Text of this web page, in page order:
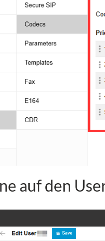
auf den